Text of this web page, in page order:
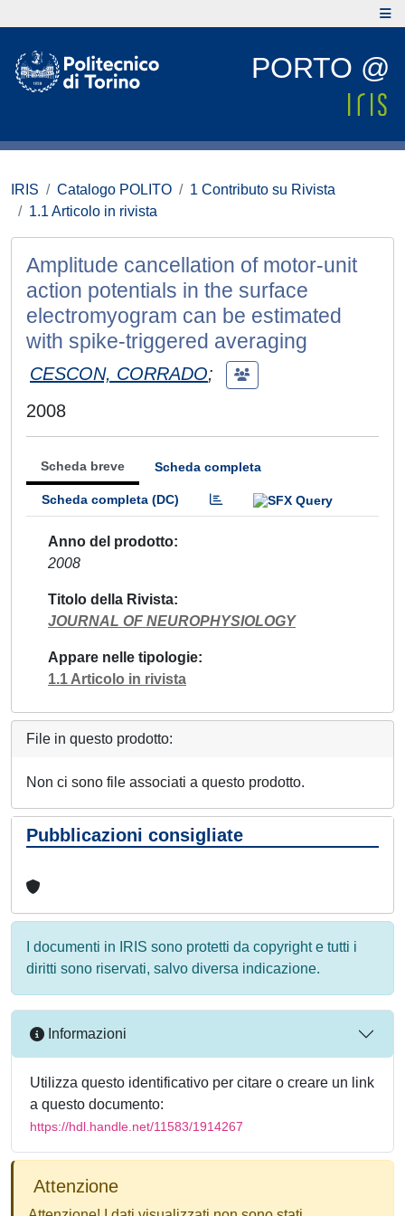
PORTO @
IRIS Catalogo POLITO
1 Contributo su Rivista
1.1 Articolo in rivista
Amplitude cancellation of motor-unit
action potentials in the surface
electromyogram can be estimated
with spike-triggered averaging
CESCON, CORRADO;
2008
Scheda breve Scheda completa
Scheda completa (DC)
Anno del prodotto
2008
Titolo della Rivista
JOURNAL OF NEUROPHYSIOLOGY
Appare nelle tipologie
1.1 Articolo in rivista
File in questo prodotto:
Non ci sono file associati a questo prodotto.
Pubblicazioni consigliate
I documenti in IRIS sono protetti da copyright e tutti i
diritti sono riservati, salvo diversa indicazione.
Informazioni
Utilizza questo identificativo per citare o creare un link
a questo documento:
https://hdl.handle.net/11583/1914267
Attenzione